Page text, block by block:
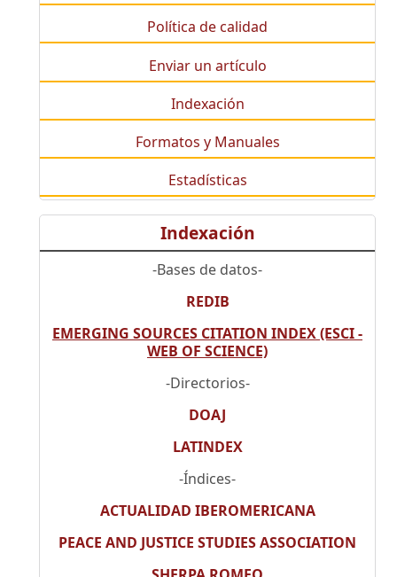
Política de calidad
Enviar un artículo
Indexación
Formatos y Manuales
Estadísticas
Indexación
-Bases de datos-
REDIB
EMERGING SOURCES CITATION INDEX (ESCI -
WEB OF SCIENCE)
-Directorios-
DOAJ
LATINDEX
-Índices-
ACTUALIDAD IBEROMERICANA
PEACE AND JUSTICE STUDIES ASSOCIATION